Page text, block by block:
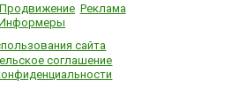
Продвижение Реклама
сайта
соглашение